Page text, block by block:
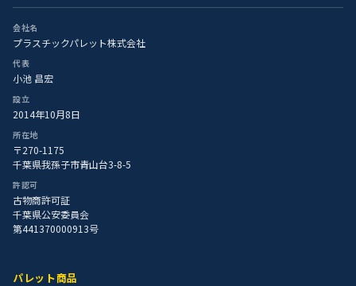
会社名
プラスチックパレット株式会社
代表
小池 昌宏
設立
2014年10月8日
所在地
〒270-1175
千葉県我孫子市青山台3-8-5
許認可
古物商許可証
千葉県公安委員会
第441370000913号
パレット商品